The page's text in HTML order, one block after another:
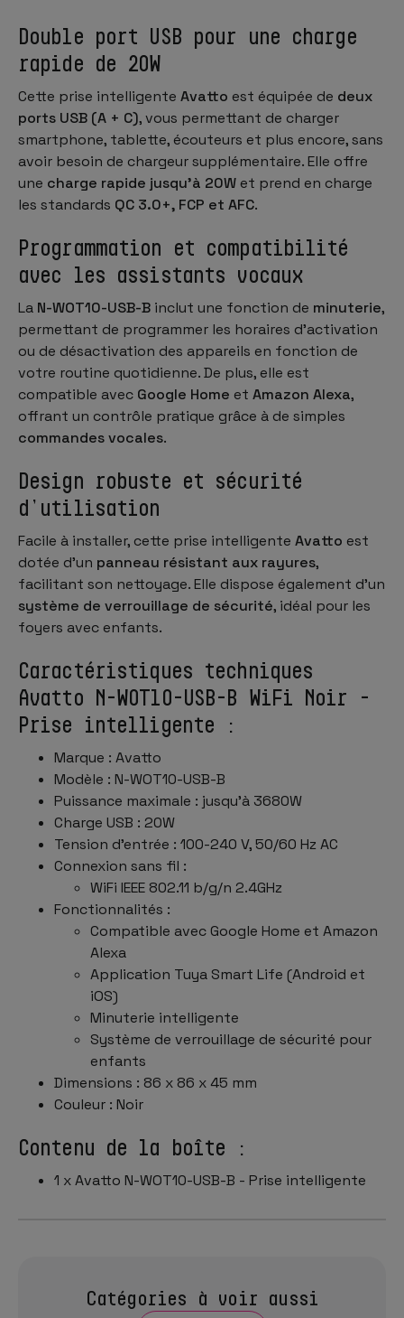
Double port USB pour une charge
rapide de 20W
Cette prise intelligente Avatto est équipée de deux
ports USB (A + C), vous permettant de charger
smartphone, tablette, écouteurs et plus encore, sans
avoir besoin de chargeur supplémentaire. Elle offre
une charge rapide jusqu’à 20W et prend en charge
les standards QC 3.0+, FCP et AFC.
Programmation et compatibilité
avec les assistants vocaux
La N-WOT10-USB-B inclut une fonction de minuterie,
permettant de programmer les horaires d’activation
ou de désactivation des appareils en fonction de
votre routine quotidienne. De plus, elle est
compatible avec Google Home et Amazon Alexa,
offrant un contrôle pratique grâce à de simples
commandes vocales.
Design robuste et sécurité
d’utilisation
Facile à installer, cette prise intelligente Avatto est
dotée d’un panneau résistant aux rayures,
facilitant son nettoyage. Elle dispose également d’un
système de verrouillage de sécurité, idéal pour les
foyers avec enfants.
Caractéristiques techniques
Avatto N-WOT10-USB-B WiFi Noir -
Prise intelligente :
Marque : Avatto
Modèle : N-WOT10-USB-B
Puissance maximale : jusqu’à 3680W
Charge USB : 20W
Tension d’entrée : 100-240 V, 50/60 Hz AC
Connexion sans fil :
WiFi IEEE 802.11 b/g/n 2.4GHz
Fonctionnalités :
Compatible avec Google Home et Amazon
Alexa
Application Tuya Smart Life (Android et
iOS)
Minuterie intelligente
Système de verrouillage de sécurité pour
enfants
Dimensions : 86 x 86 x 45 mm
Couleur : Noir
Contenu de la boîte :
1 x Avatto N-WOT10-USB-B - Prise intelligente
Catégories à voir aussi